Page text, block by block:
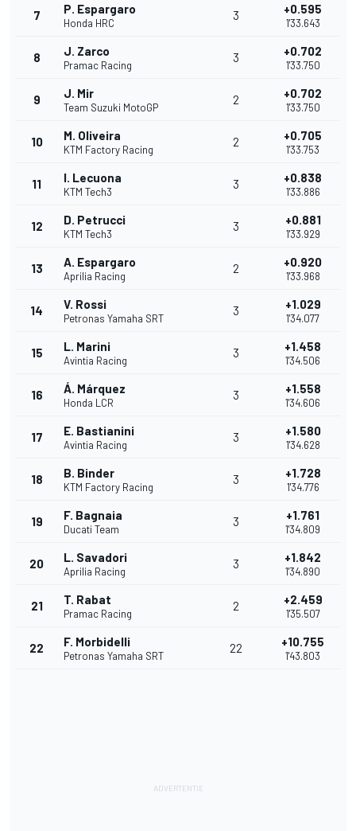
7 P. Espargaro
Honda HRC
3 +0.595
1'33.643
8 J. Zarco
Pramac Racing
3 +0.702
1'33.750
9 J. Mir
Team Suzuki MotoGP
2 +0.702
1'33.750
10 M. Oliveira
KTM Factory Racing
2 +0.705
1'33.753
11 I. Lecuona
KTM Tech3
3 +0.838
1'33.886
12 D. Petrucci
KTM Tech3
3 +0.881
1'33.929
13 A. Espargaro
Aprilia Racing
2 +0.920
1'33.968
14 V. Rossi
Petronas Yamaha SRT
3 +1.029
1'34.077
15 L. Marini
Avintia Racing
3 +1.458
1'34.506
16 Á. Márquez
Honda LCR
3 +1.558
1'34.606
17 E. Bastianini
Avintia Racing
3 +1.580
1'34.628
18 B. Binder
KTM Factory Racing
3 +1.728
1'34.776
19 F. Bagnaia
Ducati Team
3 +1.761
1'34.809
20 L. Savadori
Aprilia Racing
3 +1.842
1'34.890
21 T. Rabat
Pramac Racing
2 +2.459
1'35.507
22 F. Morbidelli
Petronas Yamaha SRT
22 +10.755
1'43.803